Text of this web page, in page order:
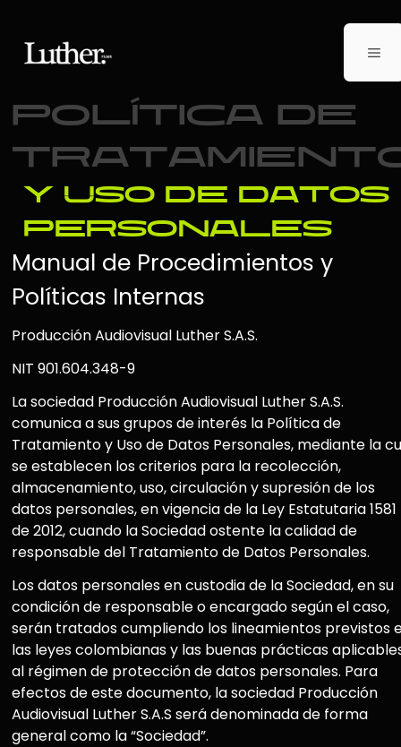
política de
y uso de datos
personales
Manual de Procedimientos y
Políticas Internas
Producción Audiovisual Luther S.A.S.
NIT 901.604.348-9
La sociedad Producción Audiovisual Luther S.A.S.
comunica a sus grupos de interés la Política de
Tratamiento y Uso de Datos Personales, mediante la
se establecen los criterios para la recolección,
almacenamiento, uso, circulación y supresión de los
datos personales, en vigencia de la Ley Estatutaria 1581
de 2012, cuando la Sociedad ostente la calidad de
responsable del Tratamiento de Datos Personales.
Los datos personales en custodia de la Sociedad, en su
condición de responsable o encargado según el caso,
serán tratados cumpliendo los lineamientos previstos
las leyes colombianas y las buenas prácticas
al régimen de protección de datos personales. Para
efectos de este documento, la sociedad Producción
Audiovisual Luther S.A.S será denominada de forma
general como la “Sociedad”.